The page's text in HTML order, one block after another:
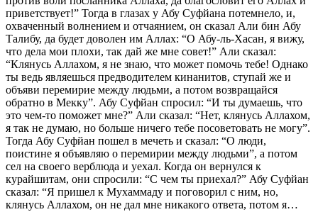
приветствует!” Тогда в глазах у Абу Суфйана потемнело, и,
охваченный волнением и отчаянием, он сказал Али бин Абу
Талибу, да будет доволен им Аллах: “О Абу-ль-Хасан, я вижу,
что дела мои плохи, так дай же мне совет!” Али сказал:
“Клянусь Аллахом, я не знаю, что может помочь тебе! Однако
ты ведь являешься предводителем кинанитов, ступай же и
объяви перемирие между людьми, а потом возвращайся
обратно в Мекку”. Абу Суфйан спросил: “И ты думаешь, что
это чем-то поможет мне?” Али сказал: “Нет, клянусь Аллахом,
я так не думаю, но больше ничего тебе посоветовать не могу”.
Тогда Абу Суфйан пошел в мечеть и сказал: “О люди,
поистине я объявляю о перемирии между людьми”, а потом
сел на своего верблюда и уехал. Когда он вернулся к
курайшитам, они спросили: “С чем ты приехал?” Абу Суфйан
сказал: “Я пришел к Мухаммаду и поговорил с ним, но,
клянусь Аллахом, он не дал мне никакого ответа, потом я…